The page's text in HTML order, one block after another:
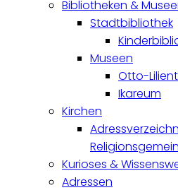
Bibliotheken &
Stadtbibliothek
Museen
Otto-
Ikareum
Kirchen
Kurioses &
Adressen